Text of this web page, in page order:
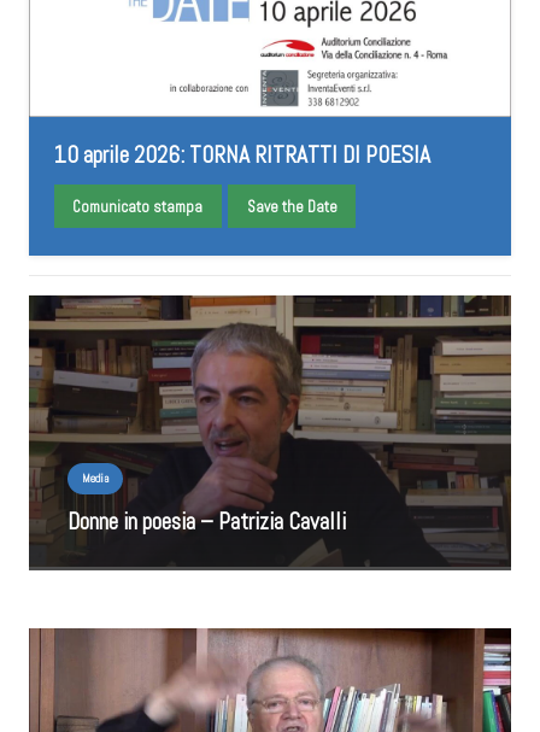
10 aprile 2026: TORNA RITRATTI DI POESIA
Comunicato stampa Save the Date
Media
Donne in poesia – Patrizia Cavalli